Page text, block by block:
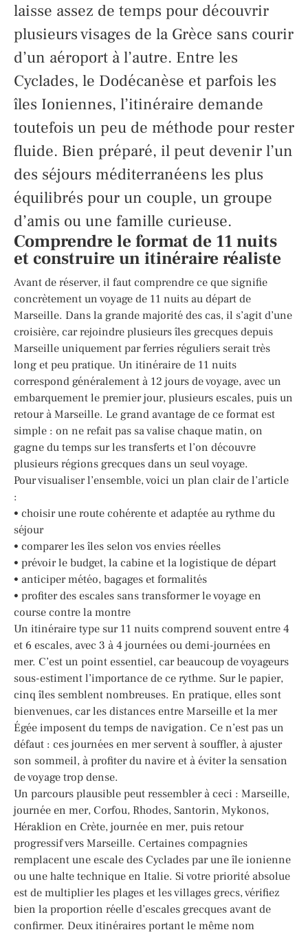
laisse assez de temps pour découvrir
plusieurs visages de la Grèce sans courir
d’un aéroport à l’autre. Entre les
Cyclades, le Dodécanèse et parfois les
îles Ioniennes, l’itinéraire demande
toutefois un peu de méthode pour rester
fluide. Bien préparé, il peut devenir l’un
des séjours méditerranéens les plus
équilibrés pour un couple, un groupe
d’amis ou une famille curieuse.
Comprendre le format de 11 nuits
et construire un itinéraire réaliste
Avant de réserver, il faut comprendre ce que signifie
concrètement un voyage de 11 nuits au départ de
Marseille. Dans la grande majorité des cas, il s’agit d’une
croisière, car rejoindre plusieurs îles grecques depuis
Marseille uniquement par ferries réguliers serait très
long et peu pratique. Un itinéraire de 11 nuits
correspond généralement à 12 jours de voyage, avec un
embarquement le premier jour, plusieurs escales, puis un
retour à Marseille. Le grand avantage de ce format est
simple : on ne refait pas sa valise chaque matin, on
gagne du temps sur les transferts et l’on découvre
plusieurs régions grecques dans un seul voyage.
Pour visualiser l’ensemble, voici un plan clair de l’article
:
• choisir une route cohérente et adaptée au rythme du
séjour
• comparer les îles selon vos envies réelles
• prévoir le budget, la cabine et la logistique de départ
• anticiper météo, bagages et formalités
• profiter des escales sans transformer le voyage en
course contre la montre
Un itinéraire type sur 11 nuits comprend souvent entre 4
et 6 escales, avec 3 à 4 journées ou demi-journées en
mer. C’est un point essentiel, car beaucoup de voyageurs
sous-estiment l’importance de ce rythme. Sur le papier,
cinq îles semblent nombreuses. En pratique, elles sont
bienvenues, car les distances entre Marseille et la mer
Égée imposent du temps de navigation. Ce n’est pas un
défaut : ces journées en mer servent à souffler, à ajuster
son sommeil, à profiter du navire et à éviter la sensation
de voyage trop dense.
Un parcours plausible peut ressembler à ceci : Marseille,
journée en mer, Corfou, Rhodes, Santorin, Mykonos,
Héraklion en Crète, journée en mer, puis retour
progressif vers Marseille. Certaines compagnies
remplacent une escale des Cyclades par une île ionienne
ou une halte technique en Italie. Si votre priorité absolue
est de multiplier les plages et les villages grecs, vérifiez
bien la proportion réelle d’escales grecques avant de
confirmer. Deux itinéraires portant le même nom